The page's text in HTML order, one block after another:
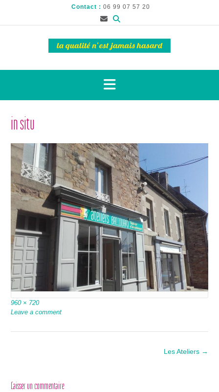
Contact : 06 99 07 57 20
in situ
Full
size
960 × 720
Leave a comment
Les Ateliers →
Laisser un commentaire